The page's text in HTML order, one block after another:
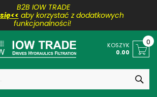
B2B IOW TRADE
aby korzystać z dodatkowych
funkcjonalności!
KOSZYK
0.00
0